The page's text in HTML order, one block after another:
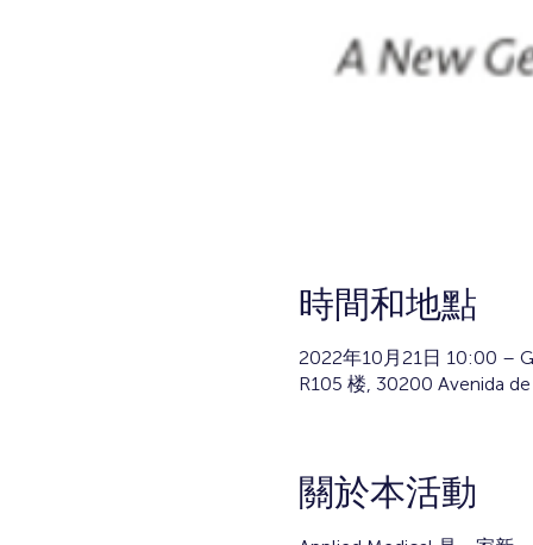
時間和地點
2022年10月21日 10:00 –
R105 楼, 30200 Avenida
關於本活動